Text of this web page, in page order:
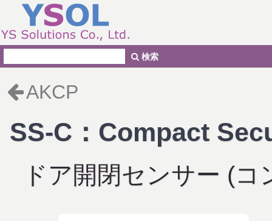
AKCP
SS-C：Compact
ドア開閉センサー (
検索